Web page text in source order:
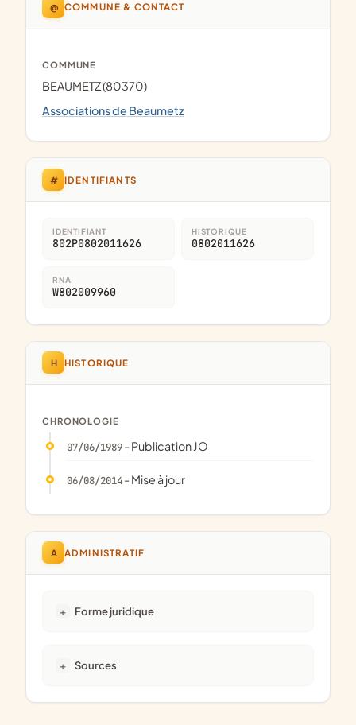
@ COMMUNE & CONTACT
COMMUNE
BEAUMETZ (80370)
Associations de Beaumetz
# IDENTIFIANTS
IDENTIFIANT
802P0802011626
HISTORIQUE
0802011626
RNA
W802009960
H HISTORIQUE
CHRONOLOGIE
07/06/1989- Publication JO
06/08/2014- Mise à jour
A ADMINISTRATIF
Forme juridique
Sources